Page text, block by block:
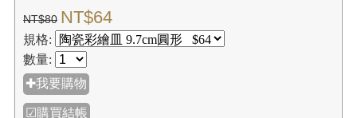
NT$80 NT$64
規格:
數量:
✚我要購物
☑購買結帳